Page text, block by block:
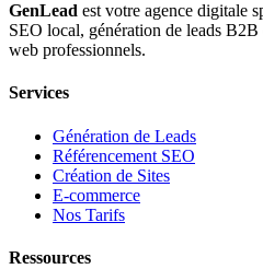
GenLead est votre agence digitale
SEO local, génération de leads
web professionnels.
Services
Génération de Leads
Référencement SEO
Création de Sites
E-commerce
Nos Tarifs
Ressources